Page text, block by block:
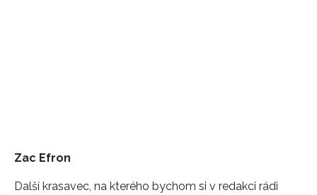
Zac Efron
Další krasavec, na kterého bychom si v redakci rádi